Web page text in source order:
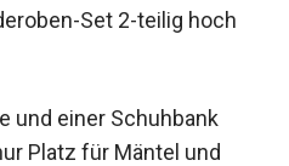
Set 2-teilig hoch
und einer Schuhbank
Platz für Mäntel und